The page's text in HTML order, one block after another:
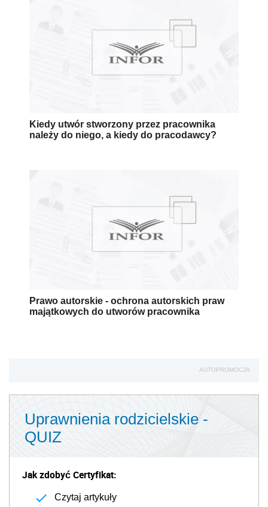
Kiedy utwór stworzony przez pracownika
należy do niego, a kiedy do pracodawcy?
Prawo autorskie - ochrona autorskich praw
majątkowych do utworów pracownika
AUTOPROMOCJA
Uprawnienia rodzicielskie -
QUIZ
Jak zdobyć Certyfikat:
Czytaj artykuły